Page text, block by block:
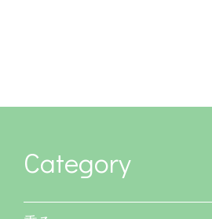
Category